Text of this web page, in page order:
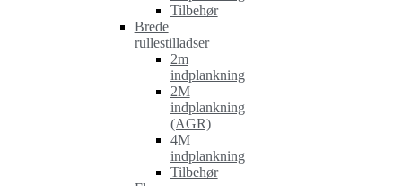
Tilbehør
Brede
rullestilladser
2m
indplankning
2M
indplankning
(AGR)
4M
indplankning
Tilbehør